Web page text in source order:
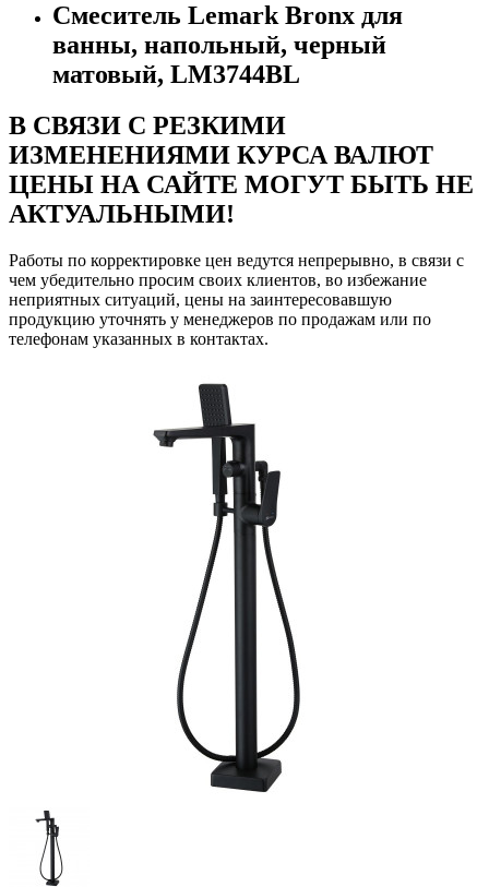
Смеситель Lemark Bronx для
ванны, напольный, черный
матовый, LM3744BL
В СВЯЗИ С РЕЗКИМИ
ИЗМЕНЕНИЯМИ КУРСА ВАЛЮТ
ЦЕНЫ НА САЙТЕ МОГУТ БЫТЬ НЕ
АКТУАЛЬНЫМИ!
Работы по корректировке цен ведутся непрерывно, в связи с
чем убедительно просим своих клиентов, во избежание
неприятных ситуаций, цены на заинтересовавшую
продукцию уточнять у менеджеров по продажам или по
телефонам указанных в контактах.